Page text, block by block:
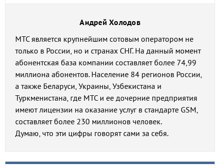
Андрей Холодов
МТС является крупнейшим сотовым оператором не
только в России, но и странах СНГ. На данный момент
абонентская база компании составляет более 74,99
миллиона абонентов. Население 84 регионов России,
а также Беларуси, Украины, Узбекистана и
Туркменистана, где МТС и ее дочерние предприятия
имеют лицензии на оказание услуг в стандарте GSM,
составляет более 230 миллионов человек.
Думаю, что эти цифры говорят сами за себя.